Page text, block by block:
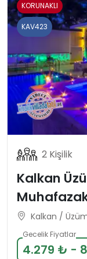
KORUNAKLI
KAV423
2 Kişilik
Kalkan
Kalkan /
Gecelik Fiyatlar
4.279 ₺ -